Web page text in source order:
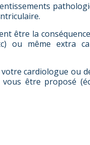
être la
ou même extra
cardiologue ou
être proposé